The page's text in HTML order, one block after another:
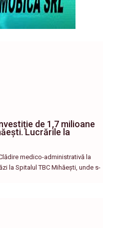
de 1,7 milioane
Lucrările la
medico-administrativă la
la Spitalul TBC Mihăești, unde s-